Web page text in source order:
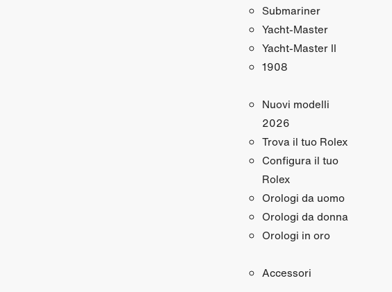
Submariner
Yacht‑Master
Yacht‑Master II
1908
Nuovi modelli
2026
Trova il tuo Rolex
Configura il tuo
Rolex
Orologi da uomo
Orologi da donna
Orologi in oro
Accessori